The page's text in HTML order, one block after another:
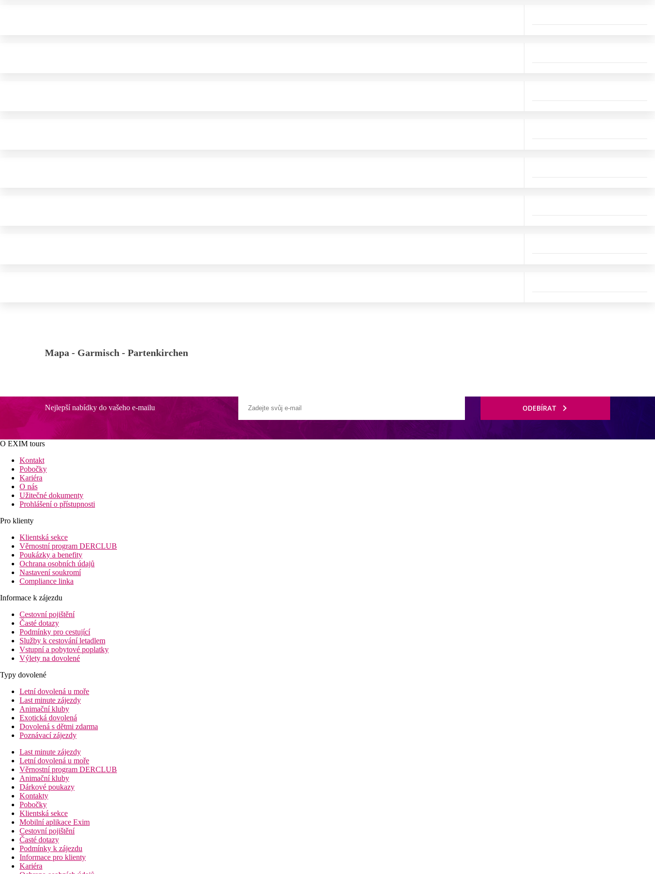
Mapa - Garmisch - Partenkirchen
Nejlepší nabídky do vašeho e-mailu ODEBÍRAT
O EXIM tours
Kontakt
Pobočky
Kariéra
O nás
Užitečné dokumenty
Prohlášení o přístupnosti
Pro klienty
Klientská sekce
Věrnostní program DERCLUB
Poukázky a benefity
Ochrana osobních údajů
Nastavení soukromí
Compliance linka
Informace k zájezdu
Cestovní pojištění
Časté dotazy
Podmínky pro cestující
Služby k cestování letadlem
Vstupní a pobytové poplatky
Výlety na dovolené
Typy dovolené
Letní dovolená u moře
Last minute zájezdy
Animační kluby
Exotická dovolená
Dovolená s dětmi zdarma
Poznávací zájezdy
Last minute zájezdy
Letní dovolená u moře
Věrnostní program DERCLUB
Animační kluby
Dárkové poukazy
Kontakty
Pobočky
Klientská sekce
Mobilní aplikace Exim
Cestovní pojištění
Časté dotazy
Podmínky k zájezdu
Informace pro klienty
Kariéra